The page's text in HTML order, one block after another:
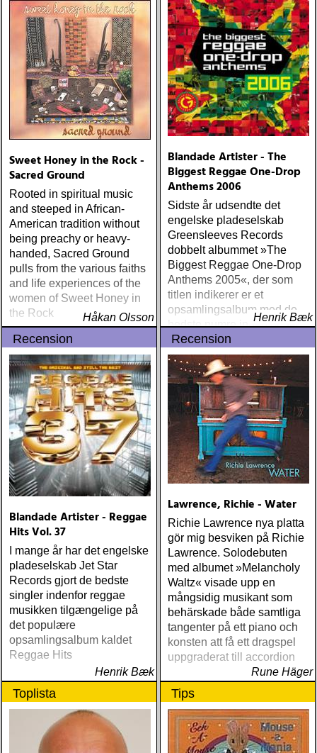
borde alla årets Rootsy-
plattor vara med på listan,
men jag har istället valt att
bara lista de plattor jag
lyssnat på väsentligt mycket
mer än vad tjänsten kräver
från en ung mans liv
Sweet Honey in the Rock -
Sacred Ground
Rooted in spiritual music
and steeped in African-
American tradition without
being preachy or heavy-
handed, Sacred Ground
pulls from the various faiths
and life experiences of the
women of Sweet Honey in
the Rock
Håkan Olsson
Blandade Artister - The
Biggest Reggae One-Drop
Anthems 2006
Sidste år udsendte det
engelske pladeselskab
Greensleeves Records
dobbelt albummet »The
Biggest Reggae One-Drop
Anthems 2005«, der som
titlen indikerer er et
opsamlingsalbum med de
bedste numre indenfor den
populære reggaestil kaldet
one-drop
Henrik Bæk
Recension
Blandade Artister - Reggae
Hits Vol. 37
I mange år har det engelske
pladeselskab Jet Star
Records gjort de bedste
singler indenfor reggae
musikken tilgængelige på
det populære
opsamlingsalbum kaldet
Reggae Hits
Henrik Bæk
Recension
Lawrence, Richie - Water
Richie Lawrence nya platta
gör mig besviken på Richie
Lawrence. Solodebuten
med albumet »Melancholy
Waltz« visade upp en
mångsidig musikant som
behärskade både samtliga
tangenter på ett piano och
konsten att få ett dragspel
uppgraderat till accordion
Rune Häger
Toplista Tips